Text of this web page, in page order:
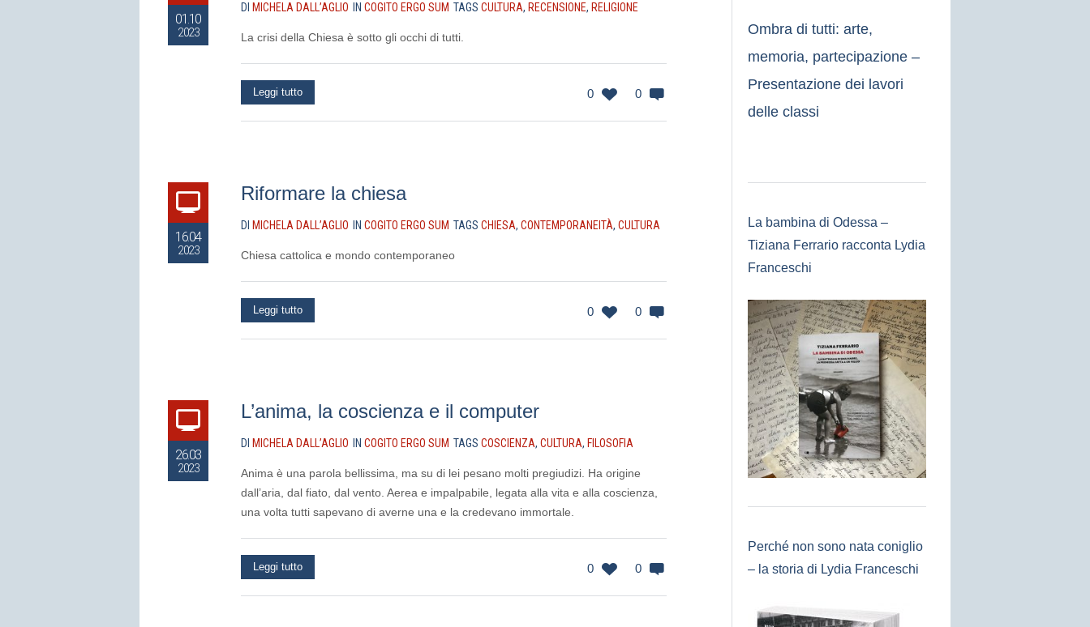
01.10
2023
DI MICHELA DALL’AGLIO IN COGITO ERGO SUM TAGS CULTURA, RECENSIONE, RELIGIONE
La crisi della Chiesa è sotto gli occhi di tutti.
0 0
Leggi tutto
16.04
2023
Riformare la chiesa
DI MICHELA DALL’AGLIO IN COGITO ERGO SUM TAGS CHIESA, CONTEMPORANEITÀ, CULTURA
Chiesa cattolica e mondo contemporaneo
0 0
Leggi tutto
26.03
2023
L’anima, la coscienza e il computer
DI MICHELA DALL’AGLIO IN COGITO ERGO SUM TAGS COSCIENZA, CULTURA, FILOSOFIA
Anima è una parola bellissima, ma su di lei pesano molti pregiudizi. Ha origine
dall’aria, dal fiato, dal vento. Aerea e impalpabile, legata alla vita e alla coscienza,
una volta tutti sapevano di averne una e la credevano immortale.
0 0
Leggi tutto
Ombra di tutti: arte,
memoria, partecipazione –
Presentazione dei lavori
delle classi
La bambina di Odessa –
Tiziana Ferrario racconta Lydia
Franceschi
Perché non sono nata coniglio
– la storia di Lydia Franceschi